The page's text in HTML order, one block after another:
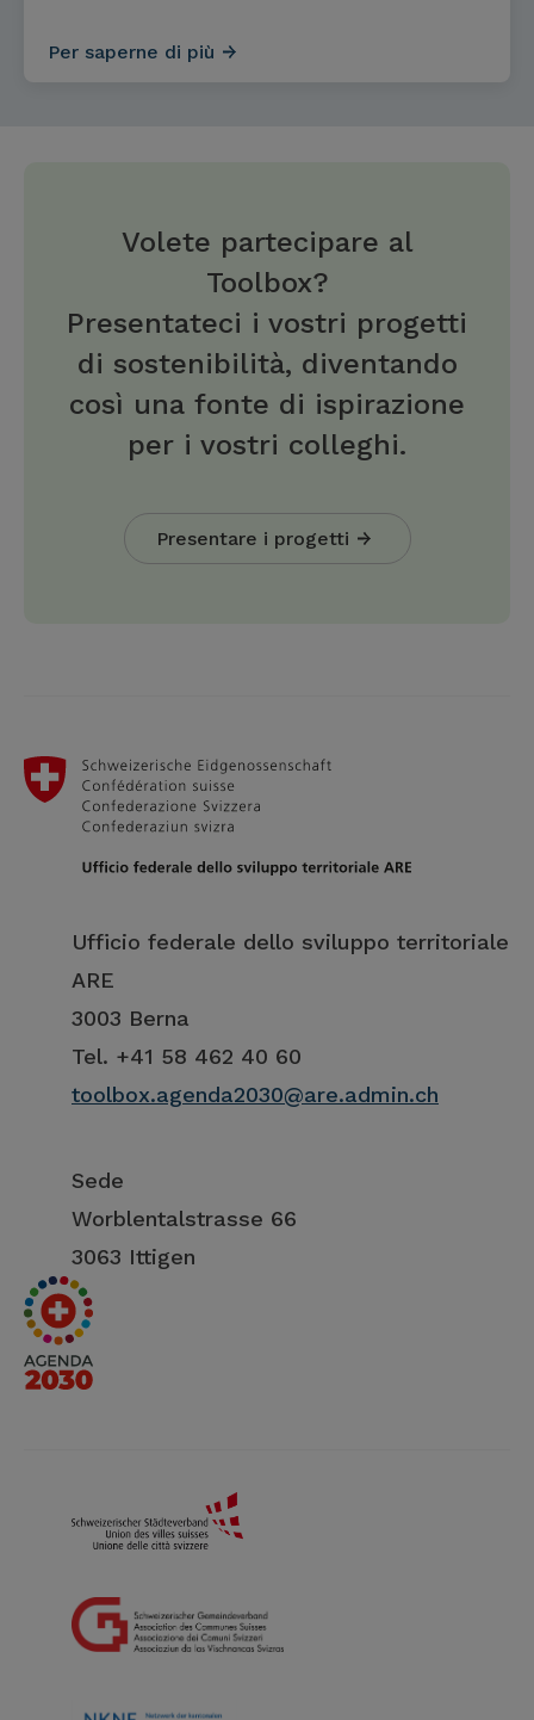
Per saperne di più
Volete partecipare al
Toolbox?
Presentateci i vostri progetti
di sostenibilità, diventando
così una fonte di ispirazione
per i vostri colleghi.
Presentare i progetti
Ufficio federale dello sviluppo territoriale
ARE
3003 Berna
Tel. +41 58 462 40 60
toolbox.agenda2030@are.admin.ch
Sede
Worblentalstrasse 66
3063 Ittigen